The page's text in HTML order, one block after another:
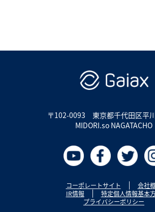
〒102-0093 東京都千代田区平
MIDORI.so NAGATACHO
コーポレートサイト
会社
IR情報
特定個人情報基本
プライバシーポリシー